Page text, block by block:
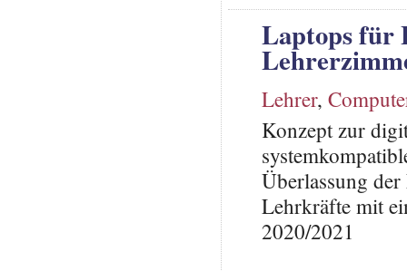
Laptops für
Lehrer,
Konzept zur
Überlassung
Lehrkräfte mit
2020/2021